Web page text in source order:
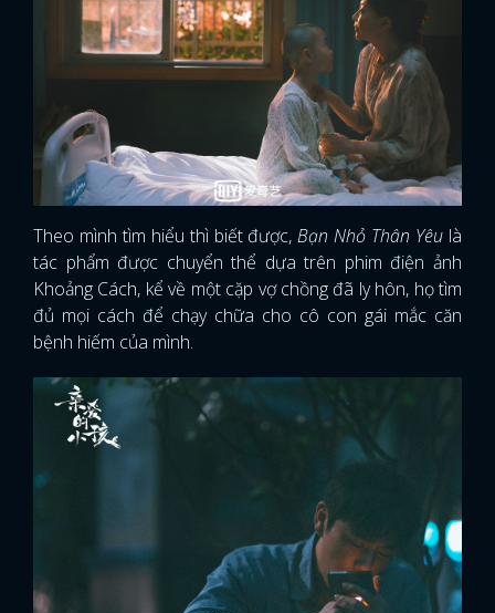
Theo mình tìm hiểu thì biết được, Bạn Nhỏ Thân Yêu là
tác phẩm được chuyển thể dựa trên phim điện ảnh
Khoảng Cách, kể về một cặp vợ chồng đã ly hôn, họ tìm
đủ mọi cách để chạy chữa cho cô con gái mắc căn
bệnh hiếm của mình.